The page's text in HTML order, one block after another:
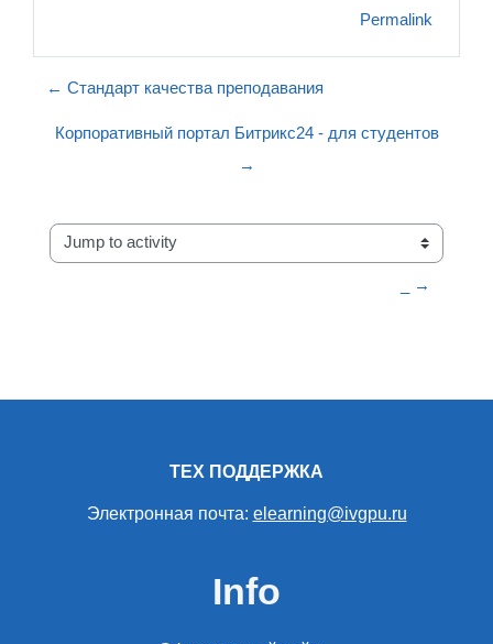
Permalink
← Стандарт качества преподавания
Корпоративный портал Битрикс24 - для студентов
→
Jump to activity
_ →
ТЕХ ПОДДЕРЖКА
Электронная почта: elearning@ivgpu.ru
Info